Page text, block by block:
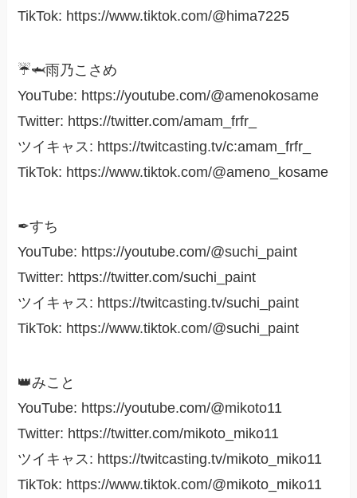
TikTok: https://www.tiktok.com/@hima7225
☔🦈雨乃こさめ
YouTube: https://youtube.com/@amenokosame
Twitter: https://twitter.com/amam_frfr_
ツイキャス: https://twitcasting.tv/c:amam_frfr_
TikTok: https://www.tiktok.com/@ameno_kosame
✒すち
YouTube: https://youtube.com/@suchi_paint
Twitter: https://twitter.com/suchi_paint
ツイキャス: https://twitcasting.tv/suchi_paint
TikTok: https://www.tiktok.com/@suchi_paint
👑みこと
YouTube: https://youtube.com/@mikoto11
Twitter: https://twitter.com/mikoto_miko11
ツイキャス: https://twitcasting.tv/mikoto_miko11
TikTok: https://www.tiktok.com/@mikoto_miko11